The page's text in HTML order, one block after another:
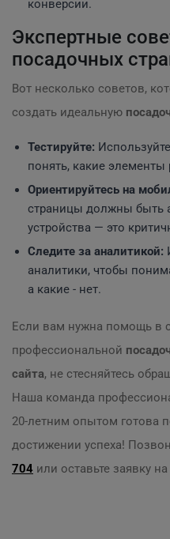
конверсии.
Экспертные
посадочных
Вот несколько советов,
создать идеальную
Тестируйте:
понять, какие элементы
Ориентируйтесь на
страницы должны быть
устройства — это
Следите за аналитикой:
аналитики, чтобы
а какие - нет.
Если вам нужна помощь в
профессиональной
сайта, не стесняйтесь
Наша команда
20-летним опытом готова
достижении успеха!
704 или оставьте заявку на